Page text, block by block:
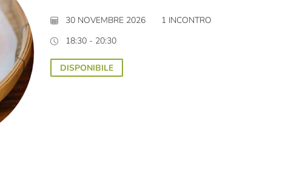
30 NOVEMBRE 2026
1 INCONTRO
18:30 - 20:30
DISPONIBILE